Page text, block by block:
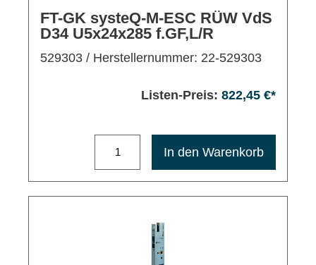
FT-GK systeQ-M-ESC RÜW VdS
D34 U5x24x285 f.GF,L/R
529303 / Herstellernummer: 22-529303
Listen-Preis: 822,45 €*
In den Warenkorb